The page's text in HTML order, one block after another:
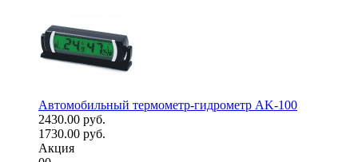
Автомобильный термометр-гидрометр AK-100
2430.00 руб.
1730.00 руб.
Акция